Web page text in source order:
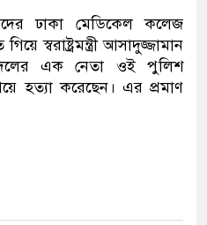
ঢাকা মেডিকেল কলেজ
স্বরাষ্ট্রমন্ত্রী আসাদুজ্জামান
এক নেতা ওই পুলিশ
হত্যা করেছেন। এর প্রমাণ